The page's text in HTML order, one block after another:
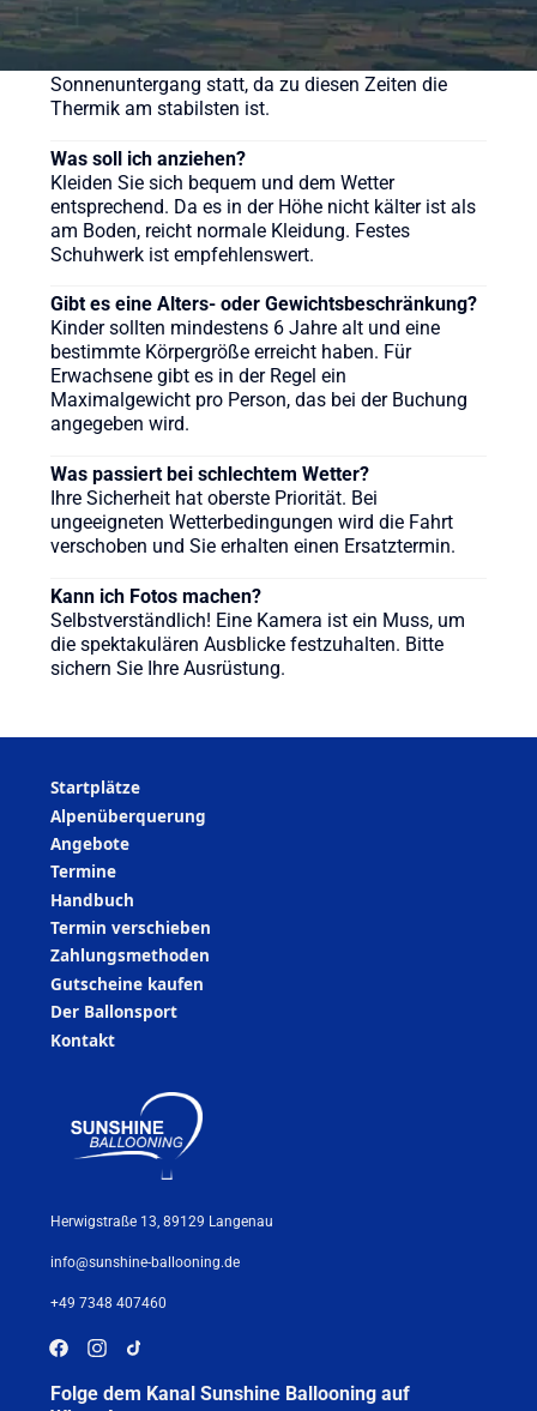
Wann ist die beste Zeit für eine Ballonfahrt?
Ballonfahrten finden meist früh morgens nach
Sonnenaufgang oder am späten Nachmittag vor
Sonnenuntergang statt, da zu diesen Zeiten die
Thermik am stabilsten ist.
Was soll ich anziehen?
Kleiden Sie sich bequem und dem Wetter
entsprechend. Da es in der Höhe nicht kälter ist als
am Boden, reicht normale Kleidung. Festes
Schuhwerk ist empfehlenswert.
Gibt es eine Alters- oder Gewichtsbeschränkung?
Kinder sollten mindestens 6 Jahre alt und eine
bestimmte Körpergröße erreicht haben. Für
Erwachsene gibt es in der Regel ein
Maximalgewicht pro Person, das bei der Buchung
angegeben wird.
Was passiert bei schlechtem Wetter?
Ihre Sicherheit hat oberste Priorität. Bei
ungeeigneten Wetterbedingungen wird die Fahrt
verschoben und Sie erhalten einen Ersatztermin.
Kann ich Fotos machen?
Selbstverständlich! Eine Kamera ist ein Muss, um
die spektakulären Ausblicke festzuhalten. Bitte
sichern Sie Ihre Ausrüstung.
Startplätze
Alpenüberquerung
Angebote
Termine
Handbuch
Termin verschieben
Zahlungsmethoden
Gutscheine kaufen
Der Ballonsport
Kontakt
Herwigstraße 13, 89129 Langenau
info@sunshine-ballooning.de
+49 7348 407460
Folge dem Kanal Sunshine Ballooning auf